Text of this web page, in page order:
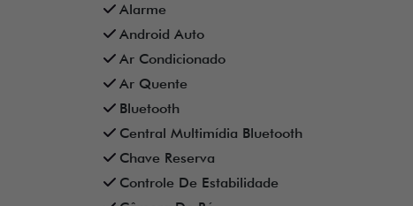
Alarme
Android Auto
Ar Condicionado
Ar Quente
Bluetooth
Central Multimídia Bluetooth
Chave Reserva
Controle De Estabilidade